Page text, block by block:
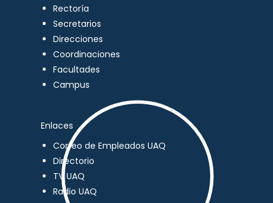
Rectoría
Secretarios
Direcciones
Coordinaciones
Facultades
Campus
Enlaces
Correo de Empleados UAQ
Directorio
TV UAQ
Radio UAQ